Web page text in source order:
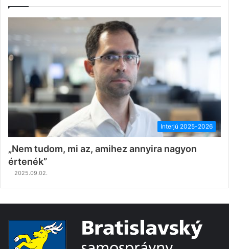
Interjú 2025-2026
„Nem tudom, mi az, amihez annyira nagyon
értenék”
2025.09.02.